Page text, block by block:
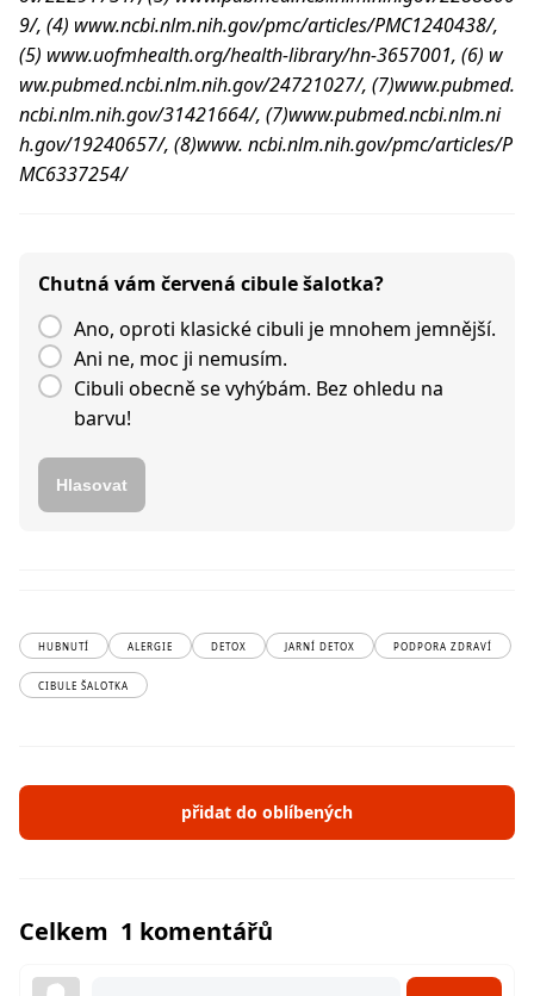
9/, (4) www.ncbi.nlm.nih.gov/pmc/articles/PMC1240438/,
(5) www.uofmhealth.org/health-library/hn-3657001, (6) w
ww.pubmed.ncbi.nlm.nih.gov/24721027/, (7)www.pubmed.
ncbi.nlm.nih.gov/31421664/, (7)www.pubmed.ncbi.nlm.ni
h.gov/19240657/, (8)www. ncbi.nlm.nih.gov/pmc/articles/P
MC6337254/
Chutná vám červená cibule šalotka?
Ano, oproti klasické cibuli je mnohem jemnější.
Ani ne, moc ji nemusím.
Cibuli obecně se vyhýbám. Bez ohledu na
barvu!
Hlasovat
HUBNUTÍ ALERGIE DETOX JARNÍ DETOX PODPORA ZDRAVÍ
CIBULE ŠALOTKA
přidat do oblíbených
Celkem 1 komentářů